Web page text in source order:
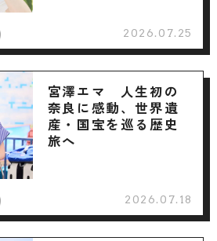
2026.07.25
宮澤エマ 人生初の
奈良に感動、世界遺
産・国宝を巡る歴史
旅へ
2026.07.18